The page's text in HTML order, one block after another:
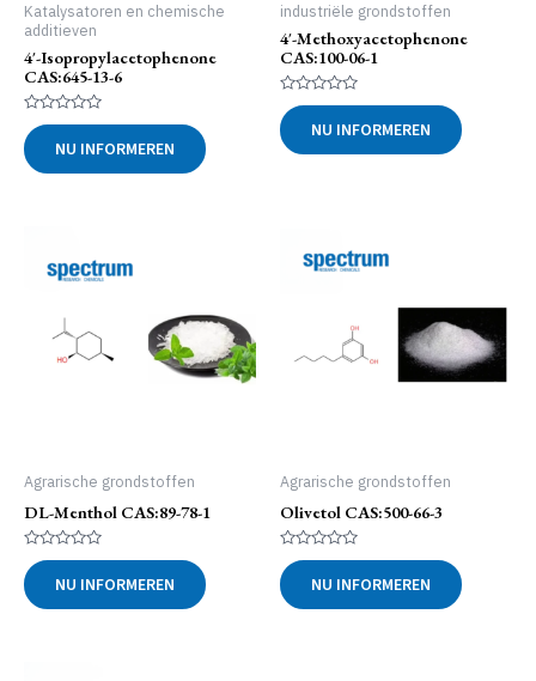
Katalysatoren en chemische
additieven
4′-Isopropylacetophenone
CAS:645-13-6
Gewaardeerd
0
uit
5
NU INFORMEREN
industriële grondstoffen
4′-Methoxyacetophenone
CAS:100-06-1
Gewaardeerd
0
uit
5
NU INFORMEREN
Agrarische grondstoffen
DL-Menthol CAS:89-78-1
Gewaardeerd
0
uit
5
NU INFORMEREN
Agrarische grondstoffen
Olivetol CAS:500-66-3
Gewaardeerd
0
uit
5
NU INFORMEREN